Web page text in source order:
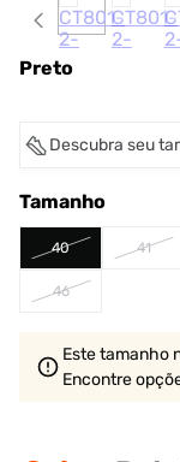
Preto
Descubra seu
Tamanho
40 41
46
Este tamanho
Encontre